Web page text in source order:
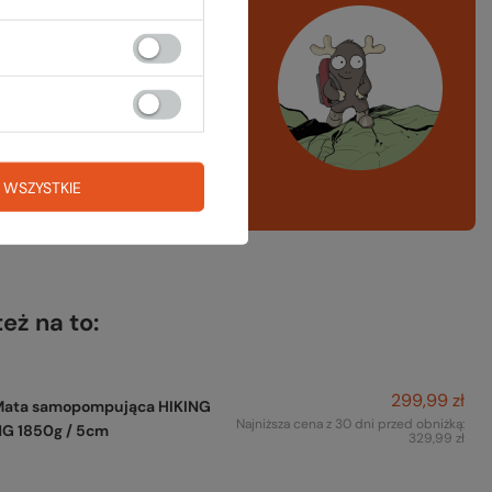
w góry, kajak,
na to:
samopompująca HIKING
1850g / 5cm
299,99 zł
Najniższa cena z 30 dni przed obniżką:
329,99 zł